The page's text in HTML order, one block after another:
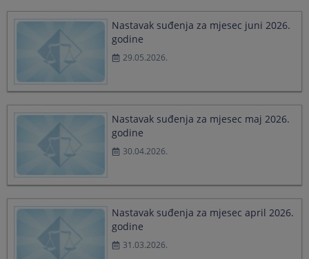
a
date.
question
mark
key
to
get
keyboard
shortcuts
changing
dates.
a
date.
the
question
key
to
get
shortcuts
changing
dates.
Nastavak suđenja za mjesec juni 2026.
godine
29.05.2026.
Nastavak suđenja za mjesec maj 2026.
godine
30.04.2026.
Nastavak suđenja za mjesec april 2026.
godine
31.03.2026.